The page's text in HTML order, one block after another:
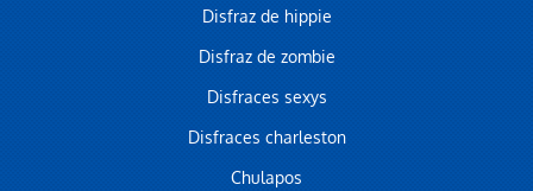
Disfraz de hippie
Disfraz de zombie
Disfraces sexys
Disfraces charleston
Chulapos